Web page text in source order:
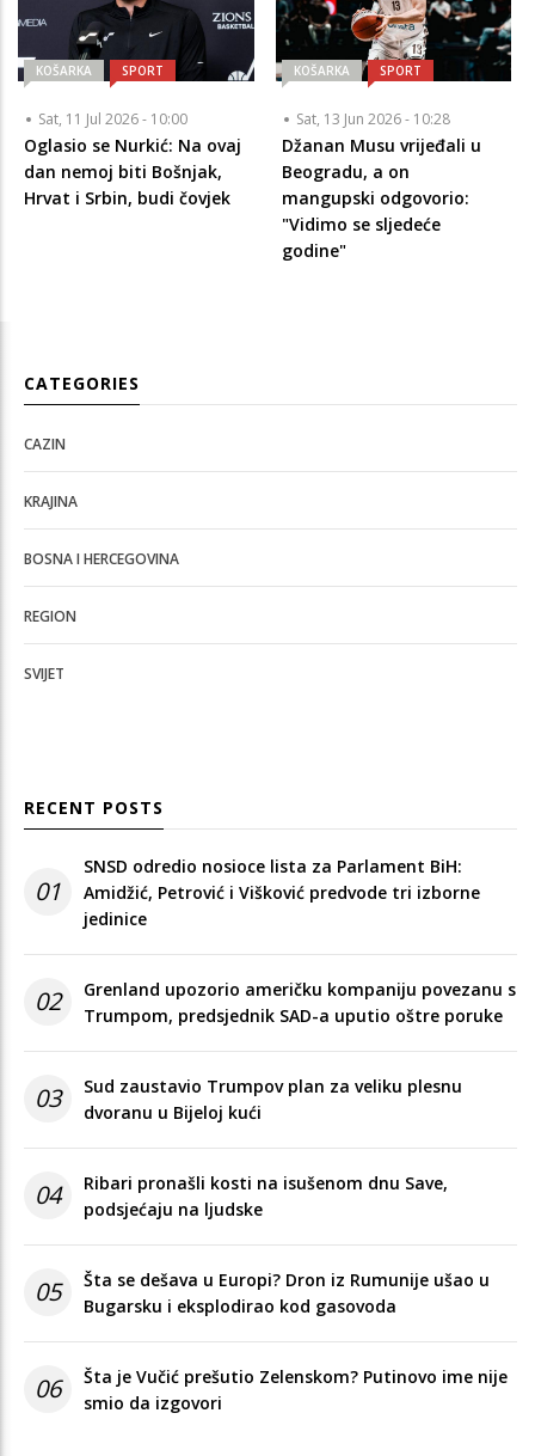
KOŠARKA SPORT
Sat, 11 Jul 2026 - 10:00
Oglasio se Nurkić: Na ovaj
dan nemoj biti Bošnjak,
Hrvat i Srbin, budi čovjek
KOŠARKA SPORT
Sat, 13 Jun 2026 - 10:28
Džanan Musu vrijeđali u
Beogradu, a on
mangupski odgovorio:
"Vidimo se sljedeće
godine"
CATEGORIES
CAZIN
KRAJINA
BOSNA I HERCEGOVINA
REGION
SVIJET
RECENT POSTS
01
SNSD odredio nosioce lista za Parlament BiH:
Amidžić, Petrović i Višković predvode tri izborne
jedinice
02
Grenland upozorio američku kompaniju povezanu s
Trumpom, predsjednik SAD-a uputio oštre poruke
03
Sud zaustavio Trumpov plan za veliku plesnu
dvoranu u Bijeloj kući
04
Ribari pronašli kosti na isušenom dnu Save,
podsjećaju na ljudske
05
Šta se dešava u Europi? Dron iz Rumunije ušao u
Bugarsku i eksplodirao kod gasovoda
06
Šta je Vučić prešutio Zelenskom? Putinovo ime nije
smio da izgovori